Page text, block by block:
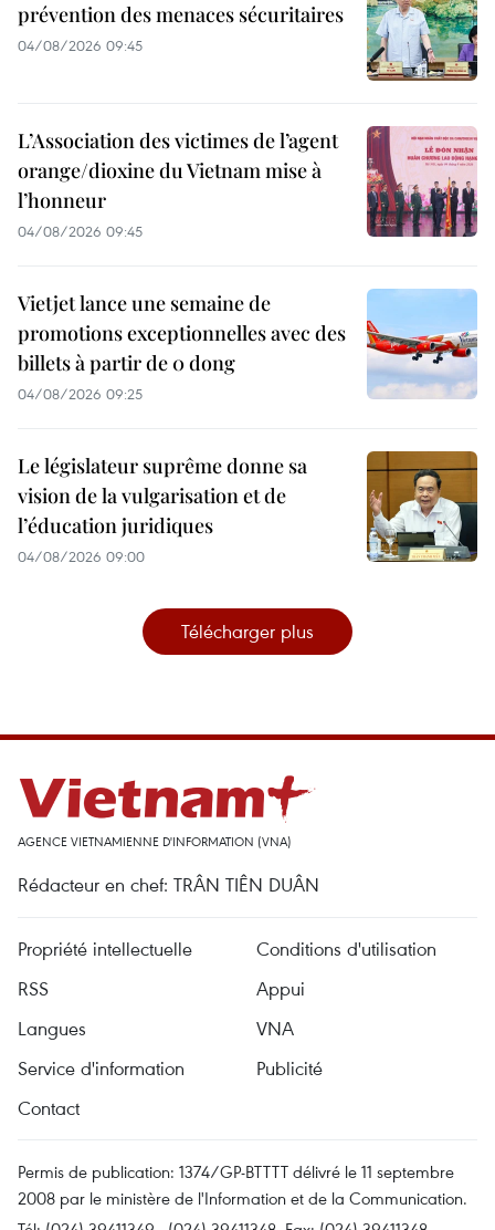
prévention des menaces sécuritaires
04/08/2026 09:45
L’Association des victimes de l’agent
orange/dioxine du Vietnam mise à
l’honneur
04/08/2026 09:45
Vietjet lance une semaine de
promotions exceptionnelles avec des
billets à partir de 0 dong
04/08/2026 09:25
Le législateur suprême donne sa
vision de la vulgarisation et de
l’éducation juridiques
04/08/2026 09:00
Télécharger plus
AGENCE VIETNAMIENNE D'INFORMATION (VNA)
Rédacteur en chef: TRÂN TIÊN DUÂN
Propriété intellectuelle
Conditions d'utilisation
RSS
Appui
Langues
VNA
Service d'information
Publicité
Contact
Permis de publication: 1374/GP-BTTTT délivré le 11 septembre
2008 par le ministère de l'Information et de la Communication.